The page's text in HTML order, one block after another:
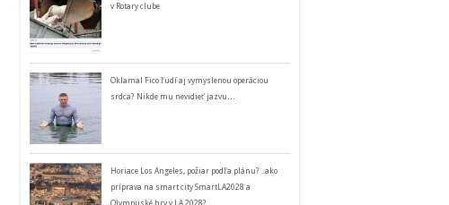
v Rotary clube
Oklamal Fico ľudí aj vymyslenou operáciou
srdca? Nikde mu nevidieť jazvu…
Horiace Los Angeles, požiar podľa plánu? ..ako
príprava na smart city SmartLA2028 a